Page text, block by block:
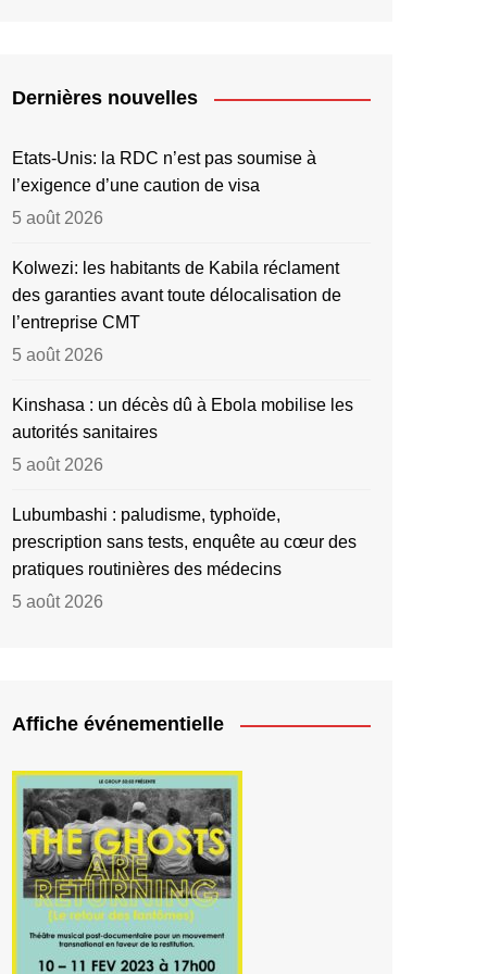
Dernières nouvelles
Etats-Unis: la RDC n’est pas soumise à
l’exigence d’une caution de visa
5 août 2026
Kolwezi: les habitants de Kabila réclament
des garanties avant toute délocalisation de
l’entreprise CMT
5 août 2026
Kinshasa : un décès dû à Ebola mobilise les
autorités sanitaires
5 août 2026
Lubumbashi : paludisme, typhoïde,
prescription sans tests, enquête au cœur des
pratiques routinières des médecins
5 août 2026
Affiche événementielle